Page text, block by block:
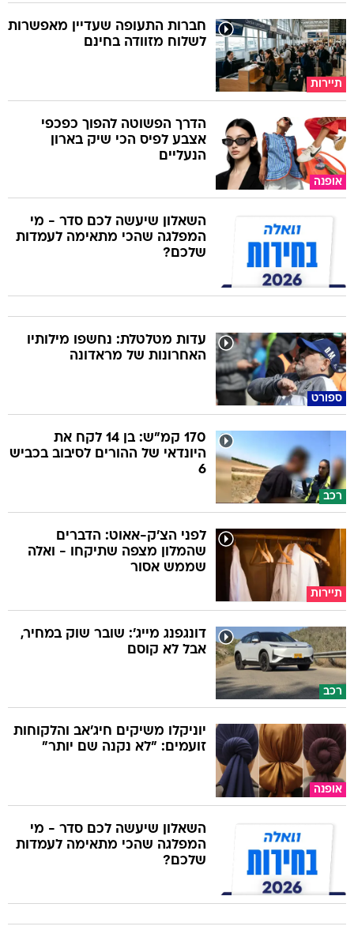
תיירות
חברות התעופה שעדיין מאפשרות
לשלוח מזוודה בחינם
אופנה
הדרך הפשוטה להפוך כפכפי
אצבע לפיס הכי שיק בארון
הנעליים
השאלון שיעשה לכם סדר - מי
המפלגה שהכי מתאימה לעמדות
שלכם?
ספורט
עדות מטלטלת: נחשפו מילותיו
האחרונות של מראדונה
רכב
170 קמ"ש: בן 14 לקח את
היונדאי של ההורים לסיבוב בכביש
6
תיירות
לפני הצ'ק-אאוט: הדברים
שהמלון מצפה שתיקחו - ואלה
שממש אסור
רכב
דונגפנג מייג': שובר שוק במחיר,
אבל לא קוסם
אופנה
יוניקלו משיקים חיג'אב והלקוחות
זועמים: "לא נקנה שם יותר"
השאלון שיעשה לכם סדר - מי
המפלגה שהכי מתאימה לעמדות
שלכם?